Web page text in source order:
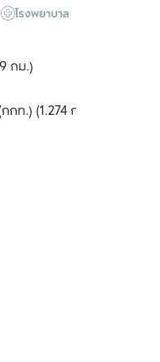
โรงพยาบาล
กม.)
ท.) (1.274 กม.)